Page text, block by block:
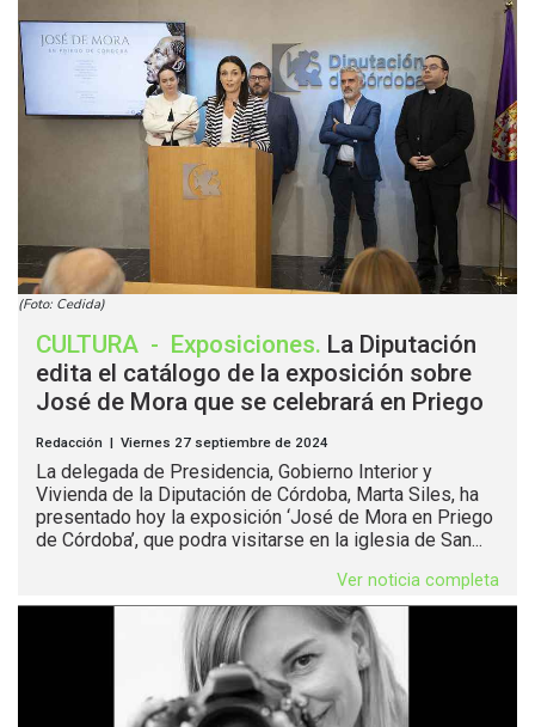
(Foto: Cedida)
CULTURA - Exposiciones. La Diputación
edita el catálogo de la exposición sobre
José de Mora que se celebrará en Priego
Redacción | Viernes 27 septiembre de 2024
La delegada de Presidencia, Gobierno Interior y
Vivienda de la Diputación de Córdoba, Marta Siles, ha
presentado hoy la exposición ‘José de Mora en Priego
de Córdoba’, que podra visitarse en la iglesia de San...
Ver noticia completa